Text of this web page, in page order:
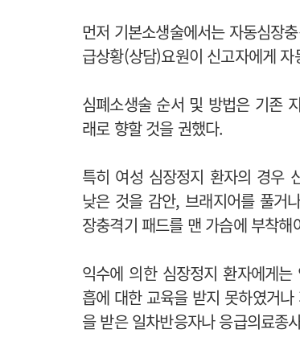
먼저 기본소생술에서는 자동심장
급상황(상담)요원이 신고자에게
심폐소생술 순서 및 방법은 기존
래로 향할 것을 권했다.
특히 여성 심장정지 환자의 경우
낮은 것을 감안, 브래지어를 풀거
장충격기 패드를 맨 가슴에 부착해
익수에 의한 심장정지 환자에게
흡에 대한 교육을 받지 못하였거
을 받은 일차반응자나 응급의료종